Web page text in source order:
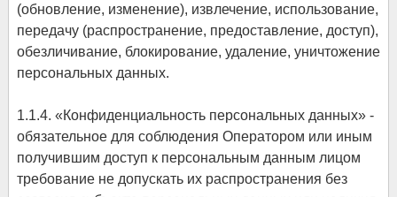
(обновление, изменение), извлечение, использование,
передачу (распространение, предоставление, доступ),
обезличивание, блокирование, удаление, уничтожение
персональных данных.
1.1.4. «Конфиденциальность персональных данных» -
обязательное для соблюдения Оператором или иным
получившим доступ к персональным данным лицом
требование не допускать их распространения без